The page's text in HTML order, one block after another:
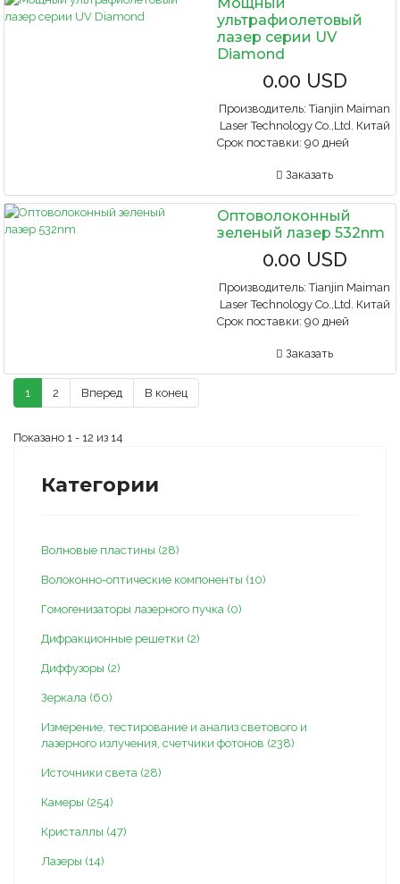
ультрафиолетовый
лазер серии UV
Diamond
0.00 USD
Производитель:Tianjin Maiman
Laser Technology Co.,Ltd. Китай
Срок поставки: 90 дней
Заказать
Оптоволоконный
зеленый лазер 532nm
0.00 USD
Производитель:Tianjin Maiman
Laser Technology Co.,Ltd. Китай
Срок поставки: 90 дней
Заказать
1 2 Вперед В конец
Показано 1 - 12 из 14
Категории
Волновые пластины (28)
Волоконно-оптические компоненты (10)
Гомогенизаторы лазерного пучка (0)
Дифракционные решетки (2)
Диффузоры (2)
Зеркала (60)
Измерение, тестирование и анализ светового и
лазерного излучения, счетчики фотонов (238)
Источники света (28)
Камеры (254)
Кристаллы (47)
Лазеры (14)